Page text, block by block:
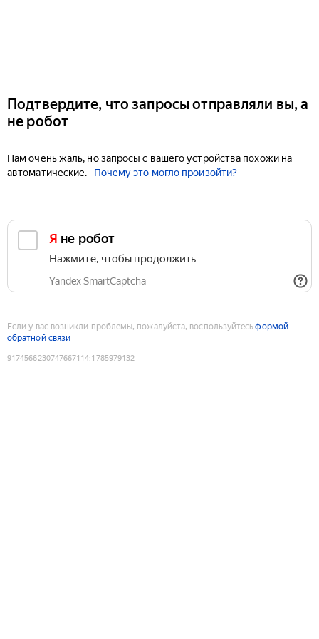
Подтвердите, что запросы отправляли вы, а
не робот
Нам очень жаль, но запросы с вашего устройства похожи на
автоматические.
Почему это могло произойти?
Я не робот
Нажмите, чтобы продолжить
Yandex SmartCaptcha
Если у вас возникли проблемы, пожалуйста, воспользуйтесьформой
обратной связи
9174566230747667114:1785979132